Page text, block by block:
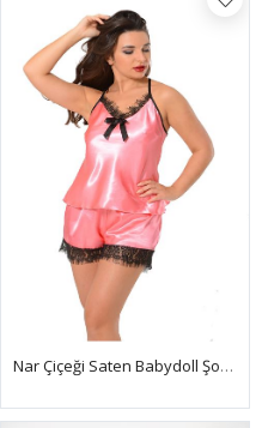
Nar Çiçeği Saten Babydoll Şortlu Takım - 284